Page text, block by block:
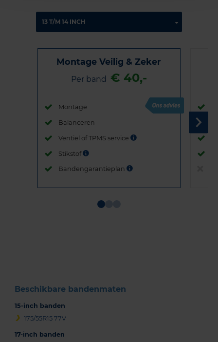
Montage Veilig & Zeker
Per band € 40,-
Montage
Balanceren
Ventiel of TPMS service
Stikstof
Bandengarantieplan
Beschikbare bandenmaten
15-inch banden
175/55R15 77V
17-inch banden